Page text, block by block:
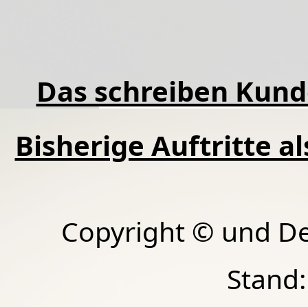
Das schreiben
Bisherige Auftritte
Copyright © und